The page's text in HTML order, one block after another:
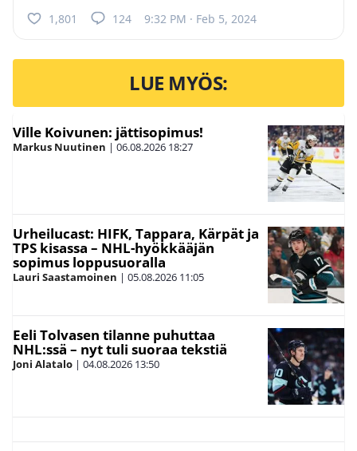
1,801 124 9:32 PM · Feb 5, 2024
LUE MYÖS:
Ville Koivunen: jättisopimus!
Markus Nuutinen | 06.08.2026 18:27
Urheilucast: HIFK, Tappara, Kärpät ja
TPS kisassa – NHL-hyökkääjän
sopimus loppusuoralla
Lauri Saastamoinen | 05.08.2026 11:05
Eeli Tolvasen tilanne puhuttaa
NHL:ssä – nyt tuli suoraa tekstiä
Joni Alatalo | 04.08.2026 13:50